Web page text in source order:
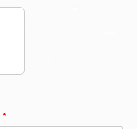
*